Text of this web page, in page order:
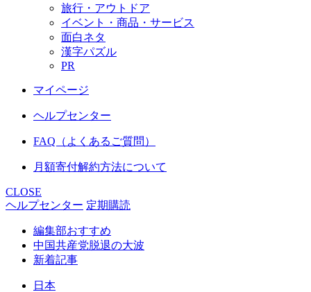
旅行・アウトドア
イベント・商品・サービス
面白ネタ
漢字パズル
PR
マイページ
ヘルプセンター
FAQ（よくあるご質問）
月額寄付解約方法について
CLOSE
ヘルプセンター 定期購読
編集部おすすめ
中国共産党脱退の大波
新着記事
日本